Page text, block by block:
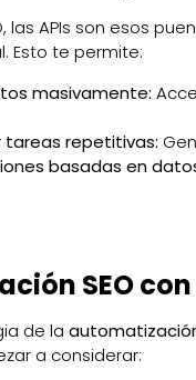
las APIs son esos
Esto te permite:
masivamente:
repetitivas:
basadas en
SEO
de la automatización
a considerar: